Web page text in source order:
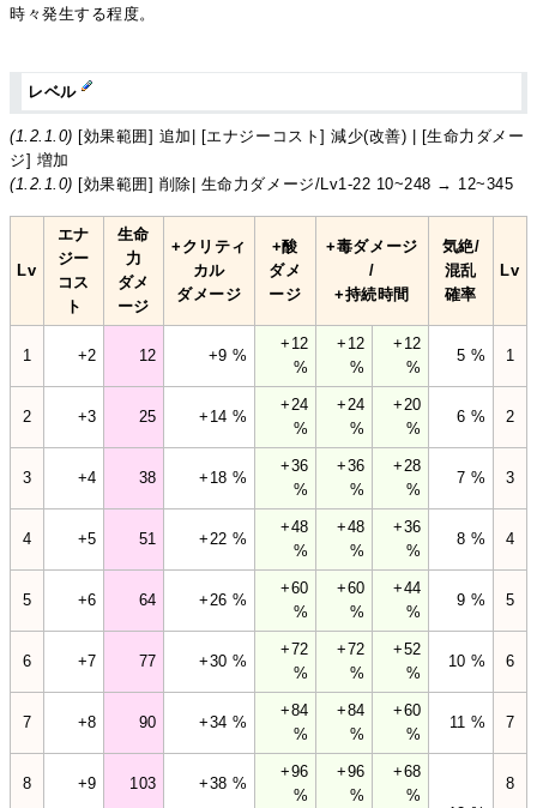
時々発生する程度。
レベル
(1.2.1.0) [効果範囲] 追加| [エナジーコスト] 減少(改善) | [生命力ダメー
ジ] 増加
(1.2.1.0) [効果範囲] 削除| 生命力ダメージ/Lv1-22 10~248 → 12~345
Lv
エナ
ジー
コス
ト
生命
力
ダメ
ージ
+クリティ
カル
ダメージ
+酸
ダメ
ージ
+毒ダメージ
/
+持続時間
気絶/
混乱
確率
Lv
1 +2 12 +9 %
+12
%
+12
%
+12
%
5 % 1
2 +3 25 +14 %
+24
%
+24
%
+20
%
6 % 2
3 +4 38 +18 %
+36
%
+36
%
+28
%
7 % 3
4 +5 51 +22 %
+48
%
+48
%
+36
%
8 % 4
5 +6 64 +26 %
+60
%
+60
%
+44
%
9 % 5
6 +7 77 +30 %
+72
%
+72
%
+52
%
10 % 6
7 +8 90 +34 %
+84
%
+84
%
+60
%
11 % 7
8 +9 103 +38 %
+96
%
+96
%
+68
%
8